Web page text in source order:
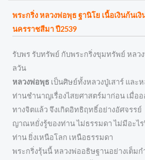
พระกริ่ง หลวงพ่อพุธ ฐานิโย เนื้อเงินก้นเ
นครราชสีมา ปี2539
รับพร รับทรัพย์ กับพระกริ่งขุมทรัพย์ หลว
ลวัน
หลวงพ่อพุธ เป็นศิษย์ทั้งหลวงปู่เสาร์ และ
ท่านชำนาญเรื่องไสยศาสตร์มาก่อน เมื่อ
ทางจิตแล้ว จึงเกิดอิทธิฤทธิ์อย่างอัศจรรย์
ญาณหยั่งรู้ของท่าน ไม่ธรรมดา ไม่มีอะไ
ท่าน ยิ่งเหนือโลก เหนือธรรมดา
พระกริ่งรุ้นนี้ หลวงพ่ออธิษฐานอย่างเต็ม